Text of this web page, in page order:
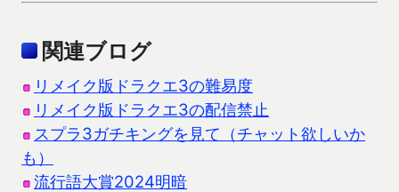
関連ブログ
リメイク版ドラクエ3の難易度
リメイク版ドラクエ3の配信禁止
スプラ3ガチキングを見て（チャット欲しいか
も）
流行語大賞2024明暗